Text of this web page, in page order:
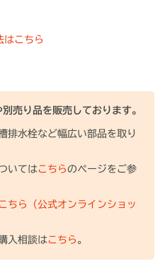
はこちら
売り品を販売しております。
排水栓など幅広い部品を取り
いてはこちら のページをご参
ちら（公式オンラインショッ
入相談はこちら 。